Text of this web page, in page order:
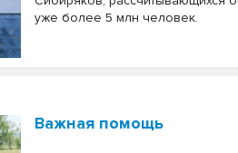
уже более 5 млн человек.
Важная помощь